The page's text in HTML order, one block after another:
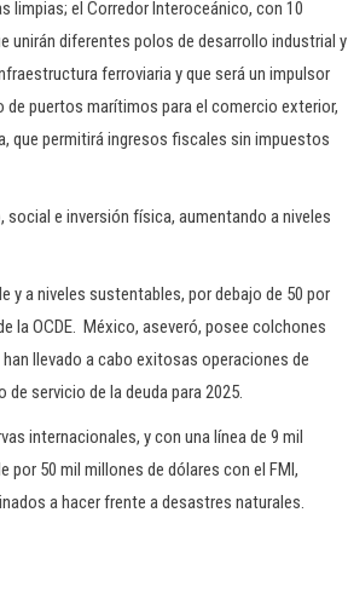
limpias; el Corredor Interoceánico, con 10
unirán diferentes polos de desarrollo industrial y
ferroviaria y que será un impulsor
puertos marítimos para el comercio exterior,
que permitirá ingresos fiscales sin impuestos
e inversión física, aumentando a niveles
y a niveles sustentables, por debajo de 50 por
la OCDE. México, aseveró, posee colchones
llevado a cabo exitosas operaciones de
servicio de la deuda para 2025.
internacionales, y con una línea de 9 mil
por 50 mil millones de dólares con el FMI,
a hacer frente a desastres naturales.